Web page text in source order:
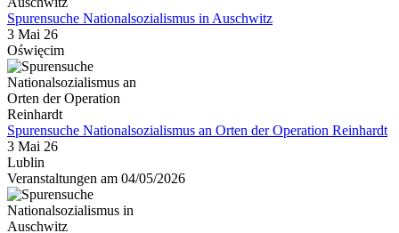
Spurensuche Nationalsozialismus in Auschwitz
3 Mai 26
Oświęcim
Spurensuche Nationalsozialismus an Orten der Operation Reinhardt
3 Mai 26
Lublin
Veranstaltungen am 04/05/2026